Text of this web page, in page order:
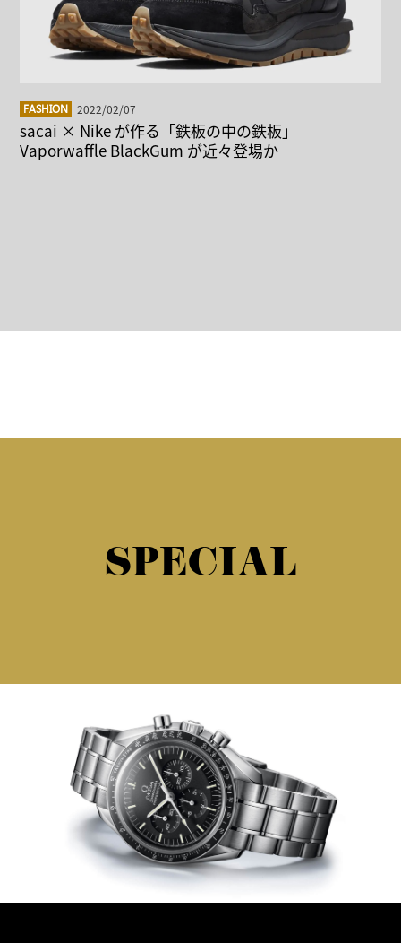
FASHION 2022/02/07
sacai × Nike が作る「鉄板の中の鉄板」
Vaporwaffle BlackGum が近々登場か
SPECIAL